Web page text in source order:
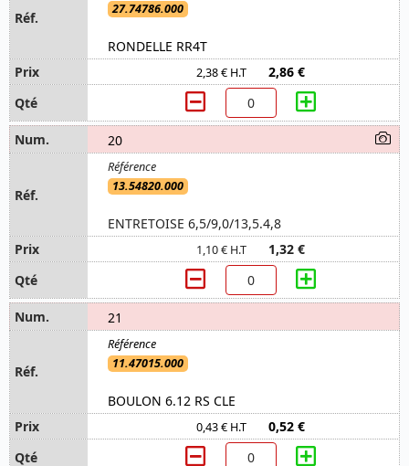
27.74786.000
RONDELLE RR4T
2,38 € H.T 2,86 €
20
13.54820.000
ENTRETOISE 6,5/9,0/13,5.4,8
1,10 € H.T 1,32 €
21
11.47015.000
BOULON 6.12 RS CLE
0,43 € H.T 0,52 €